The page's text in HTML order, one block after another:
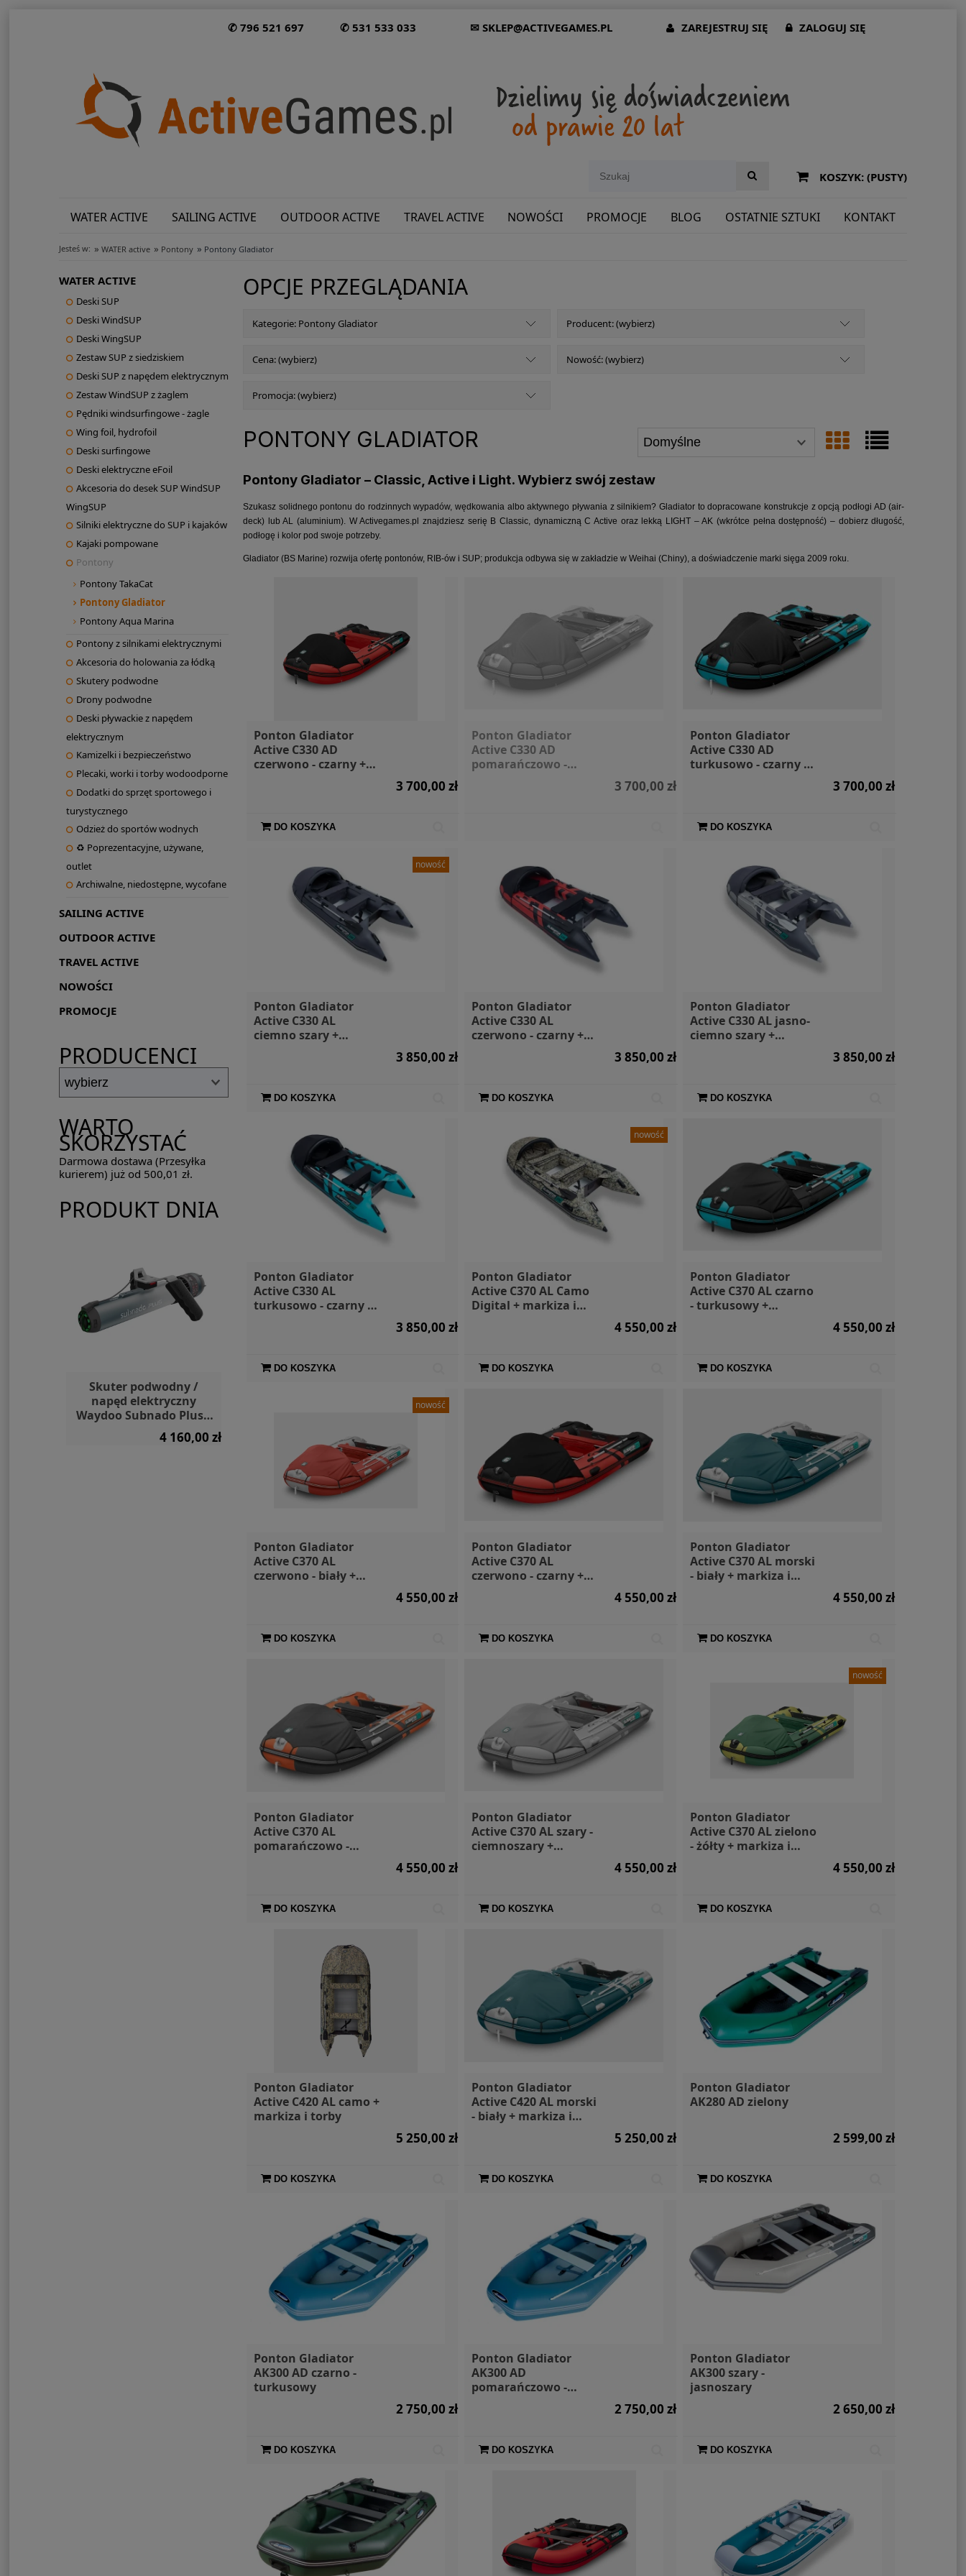
✆ 796 521 697 ✆ 531 533 033 ✉ SKLEP@ACTIVEGAMES.PL ZAREJESTRUJ SIĘ ZALOGUJ SIĘ
KOSZYK: (PUSTY)
WATER ACTIVE SAILING ACTIVE OUTDOOR ACTIVE TRAVEL ACTIVE NOWOŚCI PROMOCJE BLOG OSTATNIE SZTUKI KONTAKT
Jesteś w: » WATER active » Pontony » Pontony Gladiator
WATER ACTIVE
Deski SUP
Deski WindSUP
Deski WingSUP
Zestaw SUP z siedziskiem
Deski SUP z napędem elektrycznym
Zestaw WindSUP z żaglem
Pędniki windsurfingowe - żagle
Wing foil, hydrofoil
Deski surfingowe
Deski elektryczne eFoil
Akcesoria do desek SUP WindSUP
WingSUP
Silniki elektryczne do SUP i kajaków
Kajaki pompowane
Pontony
Pontony TakaCat
Pontony Gladiator
Pontony Aqua Marina
Pontony z silnikami elektrycznymi
Akcesoria do holowania za łódką
Skutery podwodne
Drony podwodne
Deski pływackie z napędem
elektrycznym
Kamizelki i bezpieczeństwo
Plecaki, worki i torby wodoodporne
Dodatki do sprzęt sportowego i
turystycznego
Odzież do sportów wodnych
♻ Poprezentacyjne, używane,
outlet
Archiwalne, niedostępne, wycofane
SAILING ACTIVE
OUTDOOR ACTIVE
TRAVEL ACTIVE
NOWOŚCI
PROMOCJE
PRODUCENCI
WARTO
SKORZYSTAĆ
Darmowa dostawa (Przesyłka
kurierem) już od 500,01 zł.
PRODUKT DNIA
Skuter podwodny /
napęd elektryczny
Waydoo Subnado Plus z
uchwytem4 160,00 zł 109,00 zł
asekuracyjna
450,00 zł 79,00 zł 2 099,00 zł
Cena regularna:2 999,00 zł
OPCJE PRZEGLĄDANIA
Kategorie: Pontony Gladiator Producent: (wybierz)
Cena: (wybierz) Nowość: (wybierz)
Promocja: (wybierz)
PONTONY GLADIATOR
Pontony Gladiator – Classic, Active i Light. Wybierz swój zestaw
Szukasz solidnego pontonu do rodzinnych wypadów, wędkowania albo aktywnego pływania z silnikiem? Gladiator to dopracowane konstrukcje z opcją podłogi AD (air-
deck) lub AL (aluminium). W Activegames.pl znajdziesz serię B Classic, dynamiczną C Active oraz lekką LIGHT – AK (wkrótce pełna dostępność) – dobierz długość,
podłogę i kolor pod swoje potrzeby.
Gladiator (BS Marine) rozwija ofertę pontonów, RIB-ów i SUP; produkcja odbywa się w zakładzie w Weihai (Chiny), a doświadczenie marki sięga 2009 roku.
Ponton Gladiator
Active C330 AD
czerwono - czarny +
3 700,00 zł
DO KOSZYKA
Ponton Gladiator
Active C330 AD
pomarańczowo -
3 700,00 zł
Ponton Gladiator
Active C330 AD
turkusowo - czarny +
3 700,00 zł
DO KOSZYKA
Ponton Gladiator
Active C330 AL
ciemno szary +
3 850,00 zł
DO KOSZYKA
nowość
Ponton Gladiator
Active C330 AL
czerwono - czarny +
3 850,00 zł
DO KOSZYKA
Ponton Gladiator
Active C330 AL jasno-
ciemno szary +
3 850,00 zł
DO KOSZYKA
Ponton Gladiator
Active C330 AL
turkusowo - czarny +
3 850,00 zł
DO KOSZYKA
Ponton Gladiator
Active C370 AL Camo
Digital + markiza i
4 550,00 zł
DO KOSZYKA
nowość
Ponton Gladiator
Active C370 AL czarno
- turkusowy +
4 550,00 zł
DO KOSZYKA
Ponton Gladiator
Active C370 AL
czerwono - biały +
4 550,00 zł
DO KOSZYKA
nowość
Ponton Gladiator
Active C370 AL
czerwono - czarny +
4 550,00 zł
DO KOSZYKA
Ponton Gladiator
Active C370 AL morski
- biały + markiza i
4 550,00 zł
DO KOSZYKA
Ponton Gladiator
Active C370 AL
pomarańczowo -
4 550,00 zł
DO KOSZYKA
Ponton Gladiator
Active C370 AL szary -
ciemnoszary +
4 550,00 zł
DO KOSZYKA
Ponton Gladiator
Active C370 AL zielono
- żółty + markiza i
4 550,00 zł
DO KOSZYKA
nowość
Ponton Gladiator
Active C420 AL camo +
markiza i torby
5 250,00 zł
DO KOSZYKA
Ponton Gladiator
Active C420 AL morski
- biały + markiza i
5 250,00 zł
DO KOSZYKA
Ponton Gladiator
AK280 AD zielony
2 599,00 zł
DO KOSZYKA
Ponton Gladiator
AK300 AD czarno -
turkusowy
2 750,00 zł
DO KOSZYKA
Ponton Gladiator
AK300 AD
pomarańczowo -
2 750,00 zł
DO KOSZYKA
Ponton Gladiator
AK300 szary -
jasnoszary
2 650,00 zł
DO KOSZYKA